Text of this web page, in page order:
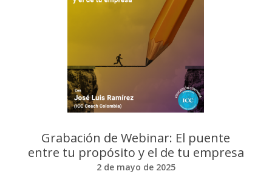
Grabación de Webinar: El puente
entre tu propósito y el de tu empresa
2 de mayo de 2025